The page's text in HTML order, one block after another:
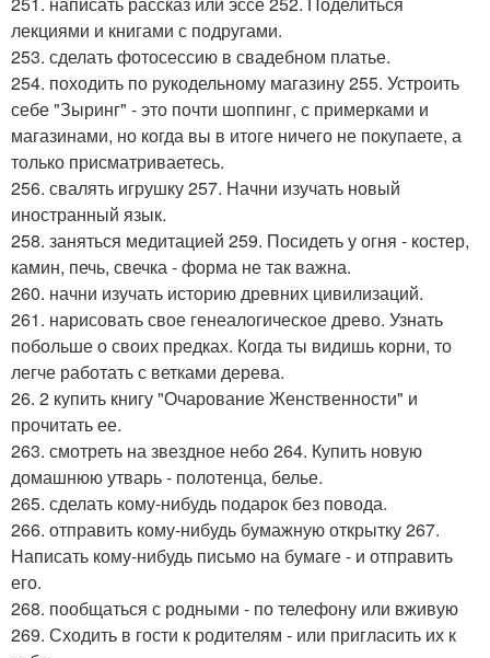
лекциями и книгами с подругами.
253. сделать фотосессию в свадебном платье.
254. походить по рукодельному магазину 255. Устроить
себе "Зыринг" - это почти шоппинг, с примерками и
магазинами, но когда вы в итоге ничего не покупаете, а
только присматриваетесь.
256. свалять игрушку 257. Начни изучать новый
иностранный язык.
258. заняться медитацией 259. Посидеть у огня - костер,
камин, печь, свечка - форма не так важна.
260. начни изучать историю древних цивилизаций.
261. нарисовать свое генеалогическое древо. Узнать
побольше о своих предках. Когда ты видишь корни, то
легче работать с ветками дерева.
26. 2 купить книгу "Очарование Женственности" и
прочитать ее.
263. смотреть на звездное небо 264. Купить новую
домашнюю утварь - полотенца, белье.
265. сделать кому-нибудь подарок без повода.
266. отправить кому-нибудь бумажную открытку 267.
Написать кому-нибудь письмо на бумаге - и отправить
его.
268. пообщаться с родными - по телефону или вживую
269. Сходить в гости к родителям - или пригласить их к